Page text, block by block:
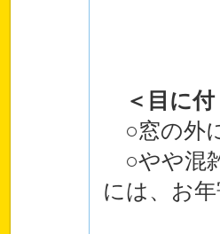
＜目に
○窓の外
○やや混
には、お